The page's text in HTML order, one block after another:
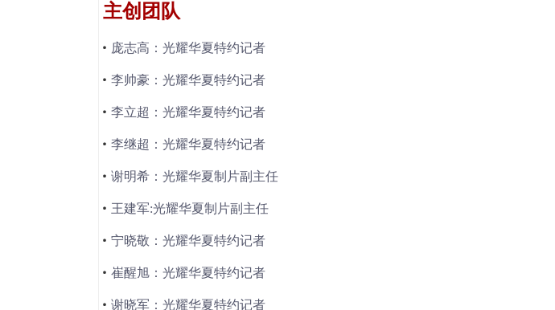
主创团队
庞志高：光耀华夏特约记者
李帅豪：光耀华夏特约记者
李立超：光耀华夏特约记者
李继超：光耀华夏特约记者
谢明希：光耀华夏制片副主任
王建军:光耀华夏制片副主任
宁晓敬：光耀华夏特约记者
崔醒旭：光耀华夏特约记者
谢晓军：光耀华夏特约记者